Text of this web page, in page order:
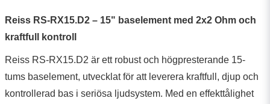
Reiss RS-RX15.D2 – 15" baselement med 2x2 Ohm och
kraftfull kontroll
Reiss RS-RX15.D2 är ett robust och högpresterande 15-
tums baselement, utvecklat för att leverera kraftfull, djup och
kontrollerad bas i seriösa ljudsystem. Med en effekttålighet